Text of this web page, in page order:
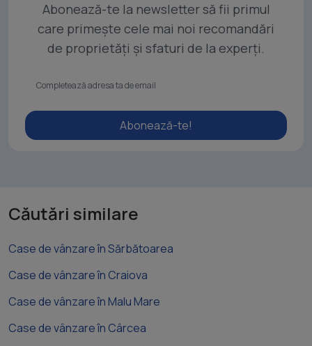
Abonează-te la newsletter să fii primul
care primește cele mai noi recomandări
de proprietăți și sfaturi de la experți.
Abonează-te!
Căutări similare
Case de vânzare în Sărbătoarea
Case de vânzare în Craiova
Case de vânzare în Malu Mare
Case de vânzare în Cârcea